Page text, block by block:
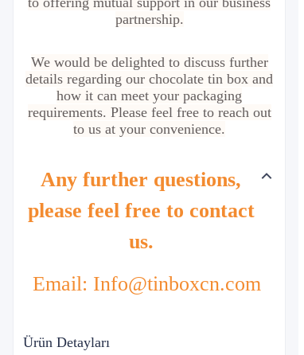
partnership.
We would be delighted to discuss further
details regarding our chocolate tin box and
how it can meet your packaging
requirements. Please feel free to reach out
to us at your convenience.
Any further questions,
please feel free to contact
us.
Email: Info@tinboxcn.com
Ürün Detayları